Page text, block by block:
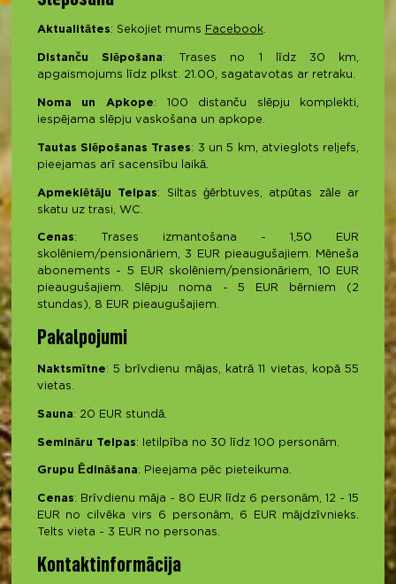
Aktualitātes: Sekojiet mums Facebook.
Distanču Slēpošana: Trases no 1 līdz 30 km,
apgaismojums līdz plkst. 21.00, sagatavotas ar retraku.
Noma un Apkope: 100 distanču slēpju komplekti,
iespējama slēpju vaskošana un apkope.
Tautas Slēpošanas Trases: 3 un 5 km, atvieglots reljefs,
pieejamas arī sacensību laikā.
Apmeklētāju Telpas: Siltas ģērbtuves, atpūtas zāle ar
skatu uz trasi, WC.
Cenas: Trases izmantošana - 1,50 EUR
skolēniem/pensionāriem, 3 EUR pieaugušajiem. Mēneša
abonements - 5 EUR skolēniem/pensionāriem, 10 EUR
pieaugušajiem. Slēpju noma - 5 EUR bērniem (2
stundas), 8 EUR pieaugušajiem.
Pakalpojumi
Naktsmītne: 5 brīvdienu mājas, katrā 11 vietas, kopā 55
vietas.
Sauna: 20 EUR stundā.
Semināru Telpas: Ietilpība no 30 līdz 100 personām.
Grupu Ēdināšana: Pieejama pēc pieteikuma.
Cenas: Brīvdienu māja - 80 EUR līdz 6 personām, 12 - 15
EUR no cilvēka virs 6 personām, 6 EUR mājdzīvnieks.
Telts vieta - 3 EUR no personas.
Kontaktinformācija